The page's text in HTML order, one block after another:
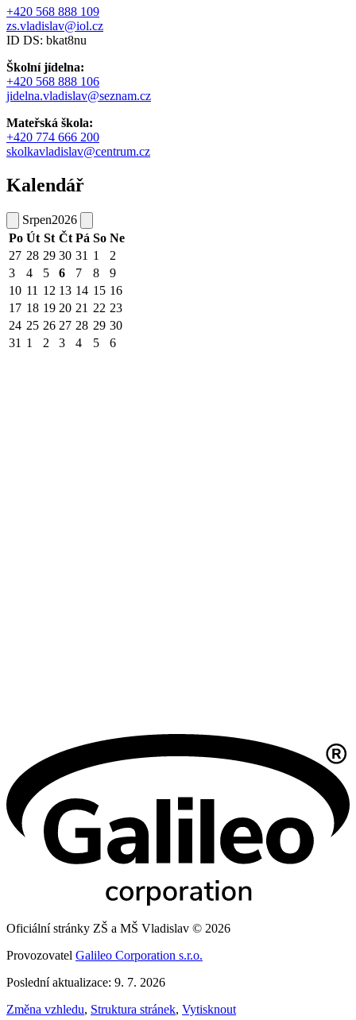
+420 568 888 109
zs.vladislav@iol.cz
ID DS: bkat8nu
Školní jídelna:
+420 568 888 106
jidelna.vladislav@seznam.cz
Mateřská škola:
+420 774 666 200
skolkavladislav@centrum.cz
Kalendář
Srpen2026
Po Út St Čt Pá So Ne
27 28 29 30 31 1
2
3
4 5 6 7 8
9
10 11 12 13 14 15 16
17 18 19 20 21 22 23
24 25 26 27 28 29 30
31 1 2 3 4 5 6
Oficiální stránky ZŠ a MŠ Vladislav © 2026
Provozovatel Galileo Corporation s.r.o.
Poslední aktualizace: 9. 7. 2026
Změna vzhledu, Struktura stránek, Vytisknout